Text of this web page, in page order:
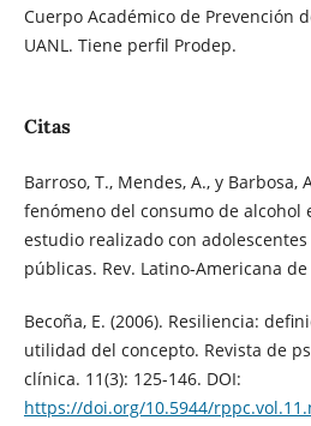
Cuerpo Académico de Prevención
UANL. Tiene perfil Prodep.
Citas
Barroso, T., Mendes, A., y Barbosa,
fenómeno del consumo de alcohol
estudio realizado con
públicas. Rev. Latino-Americana
Becoña, E. (2006). Resiliencia:
utilidad del concepto. Revista de
clínica. 11(3): 125-146. DOI:
https://doi.org/10.5944/